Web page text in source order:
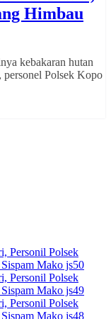
Himbau
kebakaran hutan
personel Polsek Kopo
Personil Polsek
Mako js50
Personil Polsek
Mako js49
Personil Polsek
Mako js48